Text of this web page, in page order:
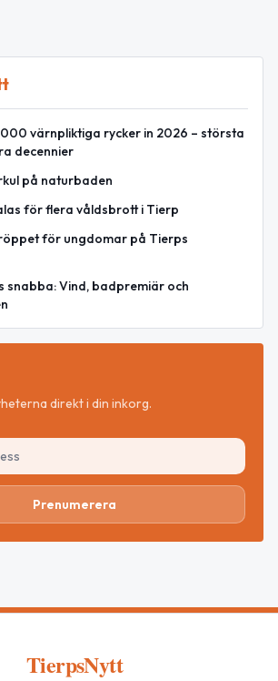
värnpliktiga rycker in 2026 – största
decennier
på naturbaden
för flera våldsbrott i Tierp
för ungdomar på Tierps
snabba: Vind, badpremiär och
direkt i din inkorg.
Prenumerera
TierpsNytt